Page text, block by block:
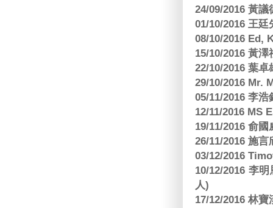
24/09/2016 黃
01/10/2016 王
08/10/2016 Ed,
15/10/2016 黃
22/10/2016 葉
29/10/2016 Mr.
05/11/2016 李
12/11/2016 MS
19/11/2016 俞
26/11/2016 施
03/12/2016
10/12/2016 李
人)
17/12/2016 林